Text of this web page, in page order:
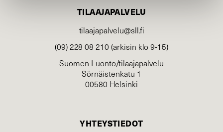
TILAAJAPALVELU
tilaajapalvelu@sll.fi
(09) 228 08 210 (arkisin klo 9-15)
Suomen Luonto/tilaajapalvelu
Sörnäistenkatu 1
00580 Helsinki
YHTEYSTIEDOT